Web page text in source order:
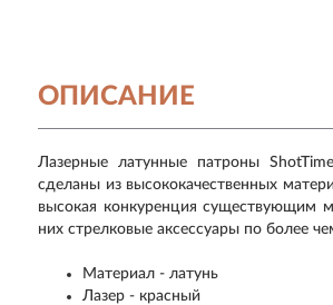
ОПИСАНИЕ
Лазерные латунные патроны
сделаны из высококачественных
высокая конкуренция существующим
них стрелковые аксессуары по более
Материал - латунь
Лазер - красный